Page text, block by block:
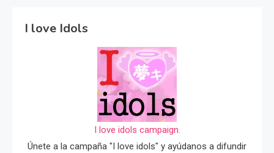
I love Idols
I love idols campaign.
Únete a la campaña "I love idols" y ayúdanos a difundir